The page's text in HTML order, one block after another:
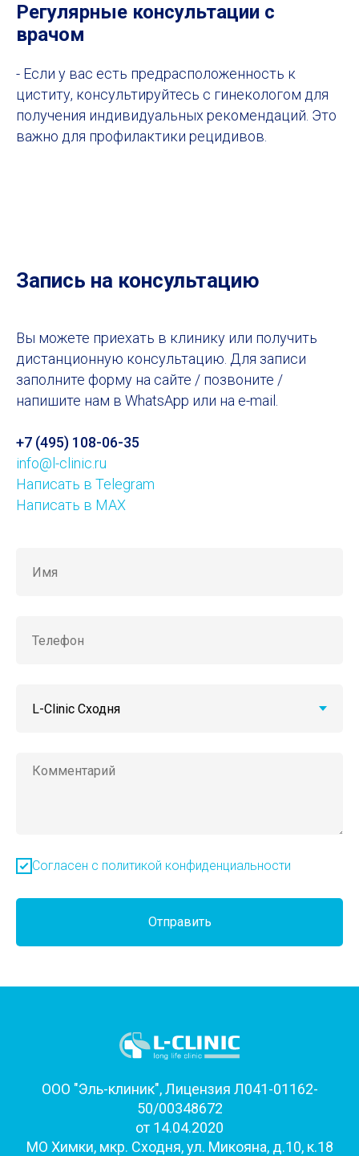
Регулярные консультации с
врачом
- Если у вас есть предрасположенность к
циститу, консультируйтесь с гинекологом для
получения индивидуальных рекомендаций. Это
важно для профилактики рецидивов.
Запись на консультацию
Вы можете приехать в клинику или получить
дистанционную консультацию. Для записи
заполните форму на сайте / позвоните /
напишите нам в WhatsApp или на e-mail.
+7 (495) 108-06-35
info@l-clinic.ru
Написать в Telegram
Написать в MAX
Согласен с политикой конфиденциальности
Отправить
ООО "Эль-клиник", Лицензия Л041-01162-
50/00348672
от 14.04.2020
МО Химки, мкр. Сходня, ул. Микояна, д.10, к.18